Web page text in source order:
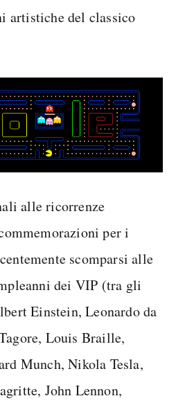
artistiche del classico
alle ricorrenze
per i
scomparsi alle
dei VIP (tra gli
Einstein, Leonardo da
Louis Braille,
Munch, Nikola Tesla,
John Lennon,